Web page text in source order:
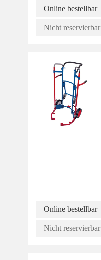
Online bestellbar
Nicht reservierbar
Online bestellbar
Nicht reservierbar